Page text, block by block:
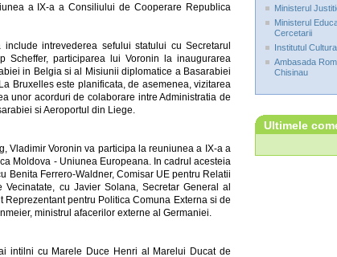
a IX-a a Consiliului de Cooperare Republica
intrevederea sefului statului cu Secretarul
Scheffer, participarea lui Voronin la inaugurarea
in Belgia si al Misiunii diplomatice a Basarabiei
Bruxelles este planificata, de asemenea, vizitarea
unor acorduri de colaborare intre Administratia de
si Aeroportul din Liege.
Vladimir Voronin va participa la reuniunea a IX-a a
Moldova - Uniunea Europeana. In cadrul acesteia
Benita Ferrero-Waldner, Comisar UE pentru Relatii
Vecinatate, cu Javier Solana, Secretar General al
pentru Politica Comuna Externa si de
ministrul afacerilor externe al Germaniei.
intilni cu Marele Duce Henri al Marelui Ducat de
Ministerul
Ministerul
Cercetarii
Institutul
Ambasada
Chisinau
Ultimele